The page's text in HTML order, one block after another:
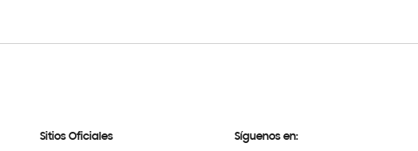
Sitios Oficiales Síguenos en: